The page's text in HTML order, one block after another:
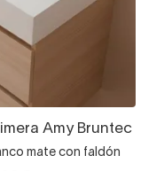
Amy Bruntec
mate con faldón